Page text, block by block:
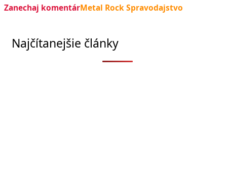
Zanechaj komentárMetal Rock Spravodajstvo
Najčítanejšie články